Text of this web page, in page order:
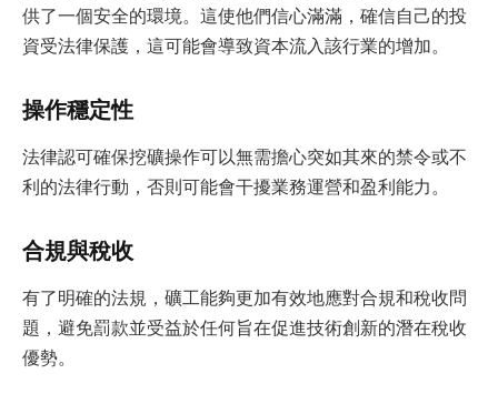
供了一個安全的環境。這使他們信心滿滿，確信自己的投
資受法律保護，這可能會導致資本流入該行業的增加。
操作穩定性
法律認可確保挖礦操作可以無需擔心突如其來的禁令或不
利的法律行動，否則可能會干擾業務運營和盈利能力。
合規與稅收
有了明確的法規，礦工能夠更加有效地應對合規和稅收問
題，避免罰款並受益於任何旨在促進技術創新的潛在稅收
優勢。